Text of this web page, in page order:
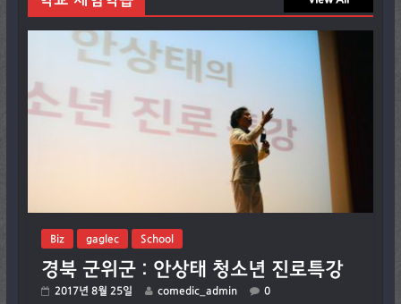
Biz gaglec School
경북 군위군 : 안상태 청소년 진로특강
2017년 8월 25일 comedic_admin 0